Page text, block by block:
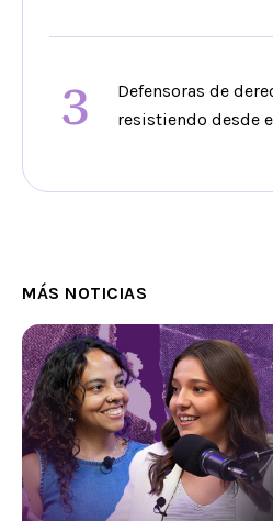
3
Defensoras de
resistiendo desde
MÁS NOTICIAS